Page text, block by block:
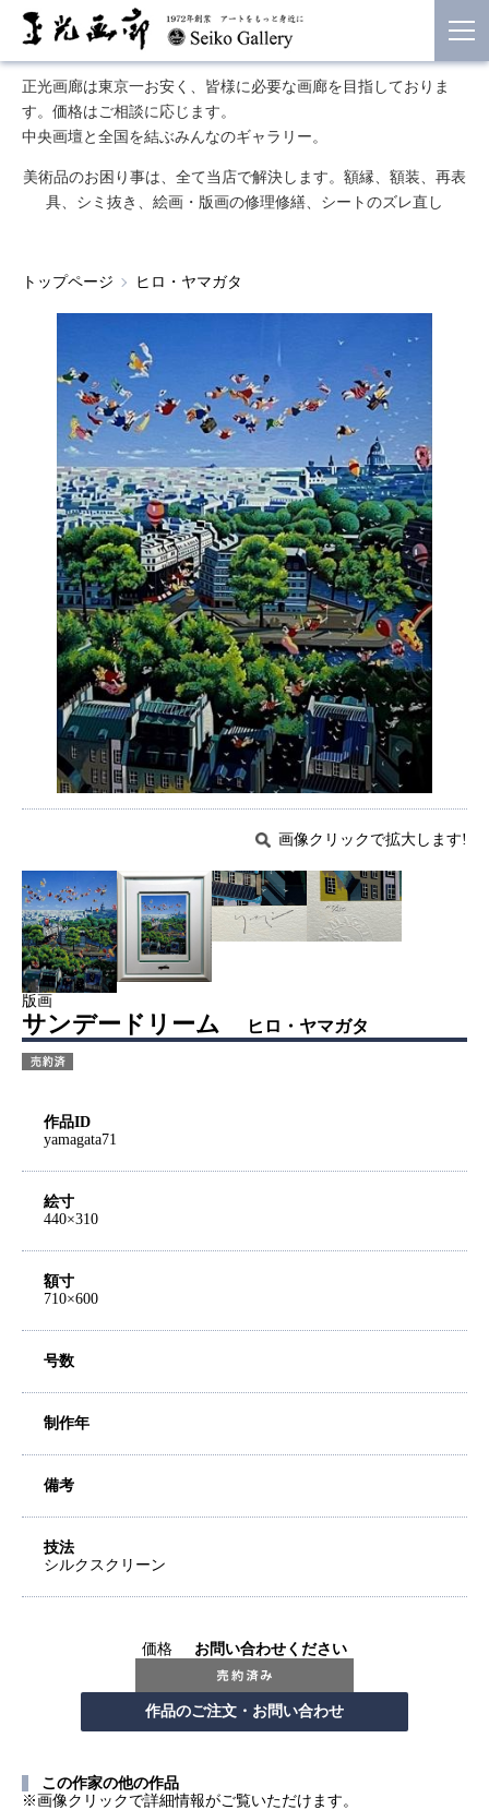
正光画廊は東京一お安く、皆様に必要な画廊を目指しておりま
す。価格はご相談に応じます。
中央画壇と全国を結ぶみんなのギャラリー。
美術品のお困り事は、全て当店で解決します。額縁、額装、再表
具、シミ抜き、絵画・版画の修理修繕、シートのズレ直し
トップページ ヒロ・ヤマガタ
画像クリックで拡大します!
版画
サンデードリーム ヒロ・ヤマガタ
作品ID
yamagata71
絵寸
440×310
額寸
710×600
号数
制作年
備考
技法
シルクスクリーン
価格 お問い合わせください
この作家の他の作品
※画像クリックで詳細情報がご覧いただけます。